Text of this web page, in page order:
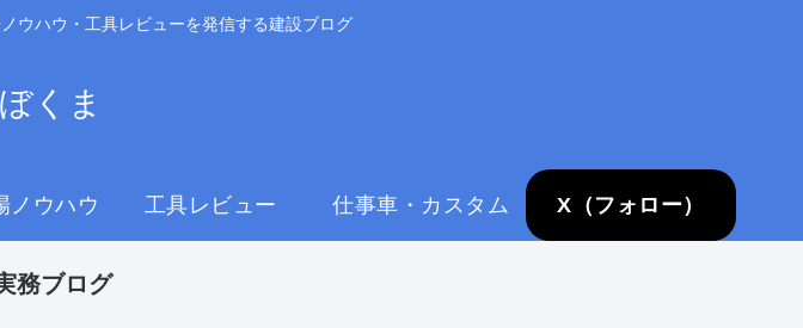
ウハウ・工具レビューを発信する建設ブログ
くま
ノウハウ 工具レビュー 仕事車・カスタム X（フォロー）
務ブログ